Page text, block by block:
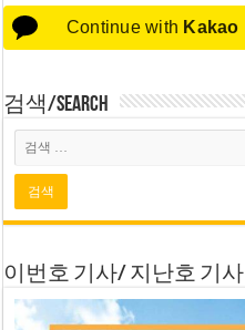
Continue with Kakao
검색/Search
이번호 기사/ 지난호 기사